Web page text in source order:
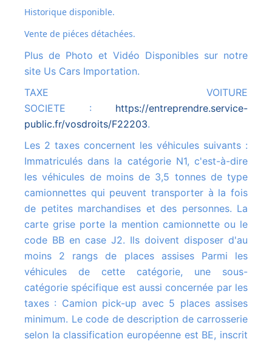
Historique disponible.
Vente de piéces détachées.
Plus de Photo et Vidéo Disponibles sur notre
site Us Cars Importation.
TAXE VOITURE
SOCIETE : https://entreprendre.service-
public.fr/vosdroits/F22203.
Les 2 taxes concernent les véhicules suivants :
Immatriculés dans la catégorie N1, c'est-à-dire
les véhicules de moins de 3,5 tonnes de type
camionnettes qui peuvent transporter à la fois
de petites marchandises et des personnes. La
carte grise porte la mention camionnette ou le
code BB en case J2. Ils doivent disposer d'au
moins 2 rangs de places assises Parmi les
véhicules de cette catégorie, une sous-
catégorie spécifique est aussi concernée par les
taxes : Camion pick-up avec 5 places assises
minimum. Le code de description de carrosserie
selon la classification européenne est BE, inscrit